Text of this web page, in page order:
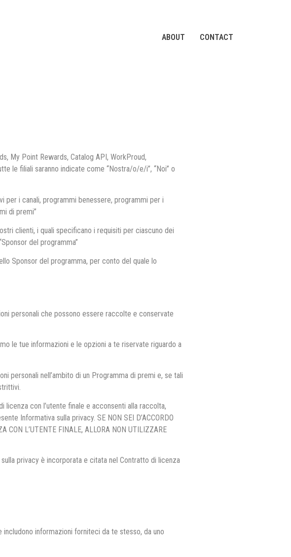
ABOUT CONTACT
My Point Rewards, Catalog API, WorkProud,
le filiali saranno indicate come “Nostra/o/e/i”, “Noi” o
per i canali, programmi benessere, programmi per i
di premi”
clienti, i quali specificano i requisiti per ciascuno dei
del programma”
Sponsor del programma, per conto del quale lo
personali che possono essere raccolte e conservate
le tue informazioni e le opzioni a te riservate riguardo a
personali nell’ambito di un Programma di premi e, se tali
con l’utente finale e acconsenti alla raccolta,
Informativa sulla privacy. SE NON SEI D’ACCORDO
CON L’UTENTE FINALE, ALLORA NON UTILIZZARE
sulla privacy è incorporata e citata nel Contratto di licenza
informazioni forniteci da te stesso, da uno